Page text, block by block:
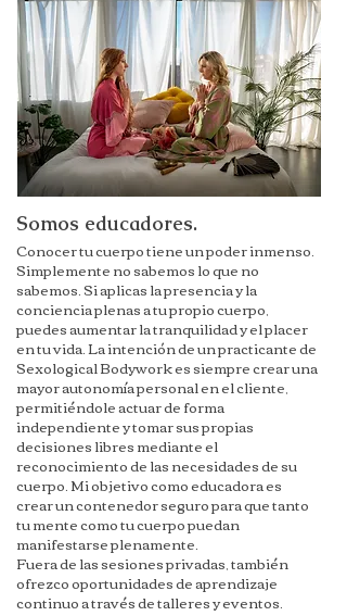
Somos educadores.
Conocer tu cuerpo tiene un poder inmenso.
Simplemente no sabemos lo que no
sabemos. Si aplicas la presencia y la
conciencia plenas a tu propio cuerpo,
puedes aumentar la tranquilidad y el placer
en tu vida. La intención de un practicante de
Sexological Bodywork es siempre crear una
mayor autonomía personal en el cliente,
permitiéndole actuar de forma
independiente y tomar sus propias
decisiones libres mediante el
reconocimiento de las necesidades de su
cuerpo. Mi objetivo como educadora es
crear un contenedor seguro para que tanto
tu mente como tu cuerpo puedan
manifestarse plenamente.
Fuera de las sesiones privadas, también
ofrezco oportunidades de aprendizaje
continuo a través de talleres y eventos.